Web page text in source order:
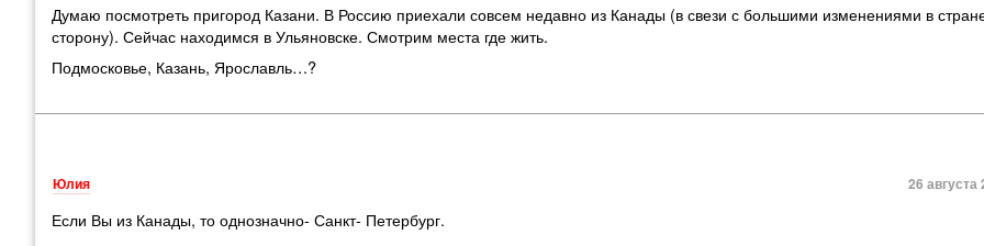
Думаю посмотреть пригород Казани. В Россию приехали совсем недавно из Канады (в свези с большими изменениями в
сторону). Сейчас находимся в Ульяновске. Смотрим места где жить.
Подмосковье, Казань, Ярославль…?
Юлия 26 августа
Если Вы из Канады, то однозначно- Санкт- Петербург.